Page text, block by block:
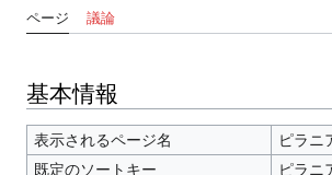
キ
ッ
ページ 議論
基本情報
表示されるページ名
ピラニ
既定のソートキー
ピラニ